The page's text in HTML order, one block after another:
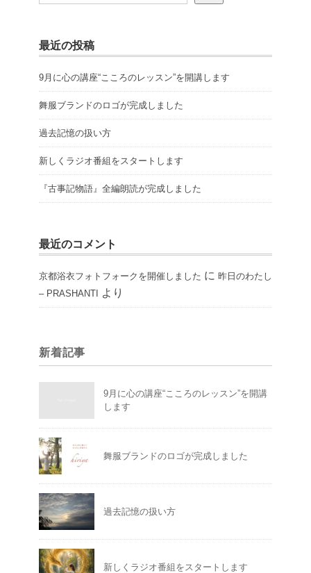
最近の投稿
9月に心の講座“こころのレッスン”を開講します
舞服ブランドのロゴが完成しました
過去記憶の扱い方
新しくラジオ番組をスタートします
『古事記物語』全編朗読が完成しました
最近のコメント
京都浴衣フォトフォークを開催しました に 昨日のわたし
– PRASHANTI
より
新着記事
9月に心の講座“こころのレッスン”を開講
します
舞服ブランドのロゴが完成しました
過去記憶の扱い方
新しくラジオ番組をスタートします